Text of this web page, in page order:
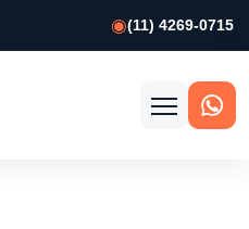
(11) 4269-0715
Abrir